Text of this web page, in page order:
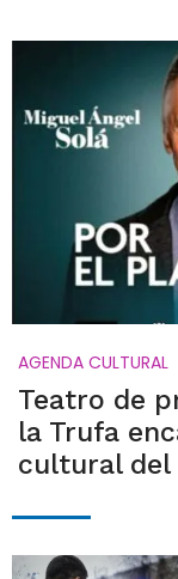
AGENDA CULTURAL
Teatro de
la Trufa
cultural del